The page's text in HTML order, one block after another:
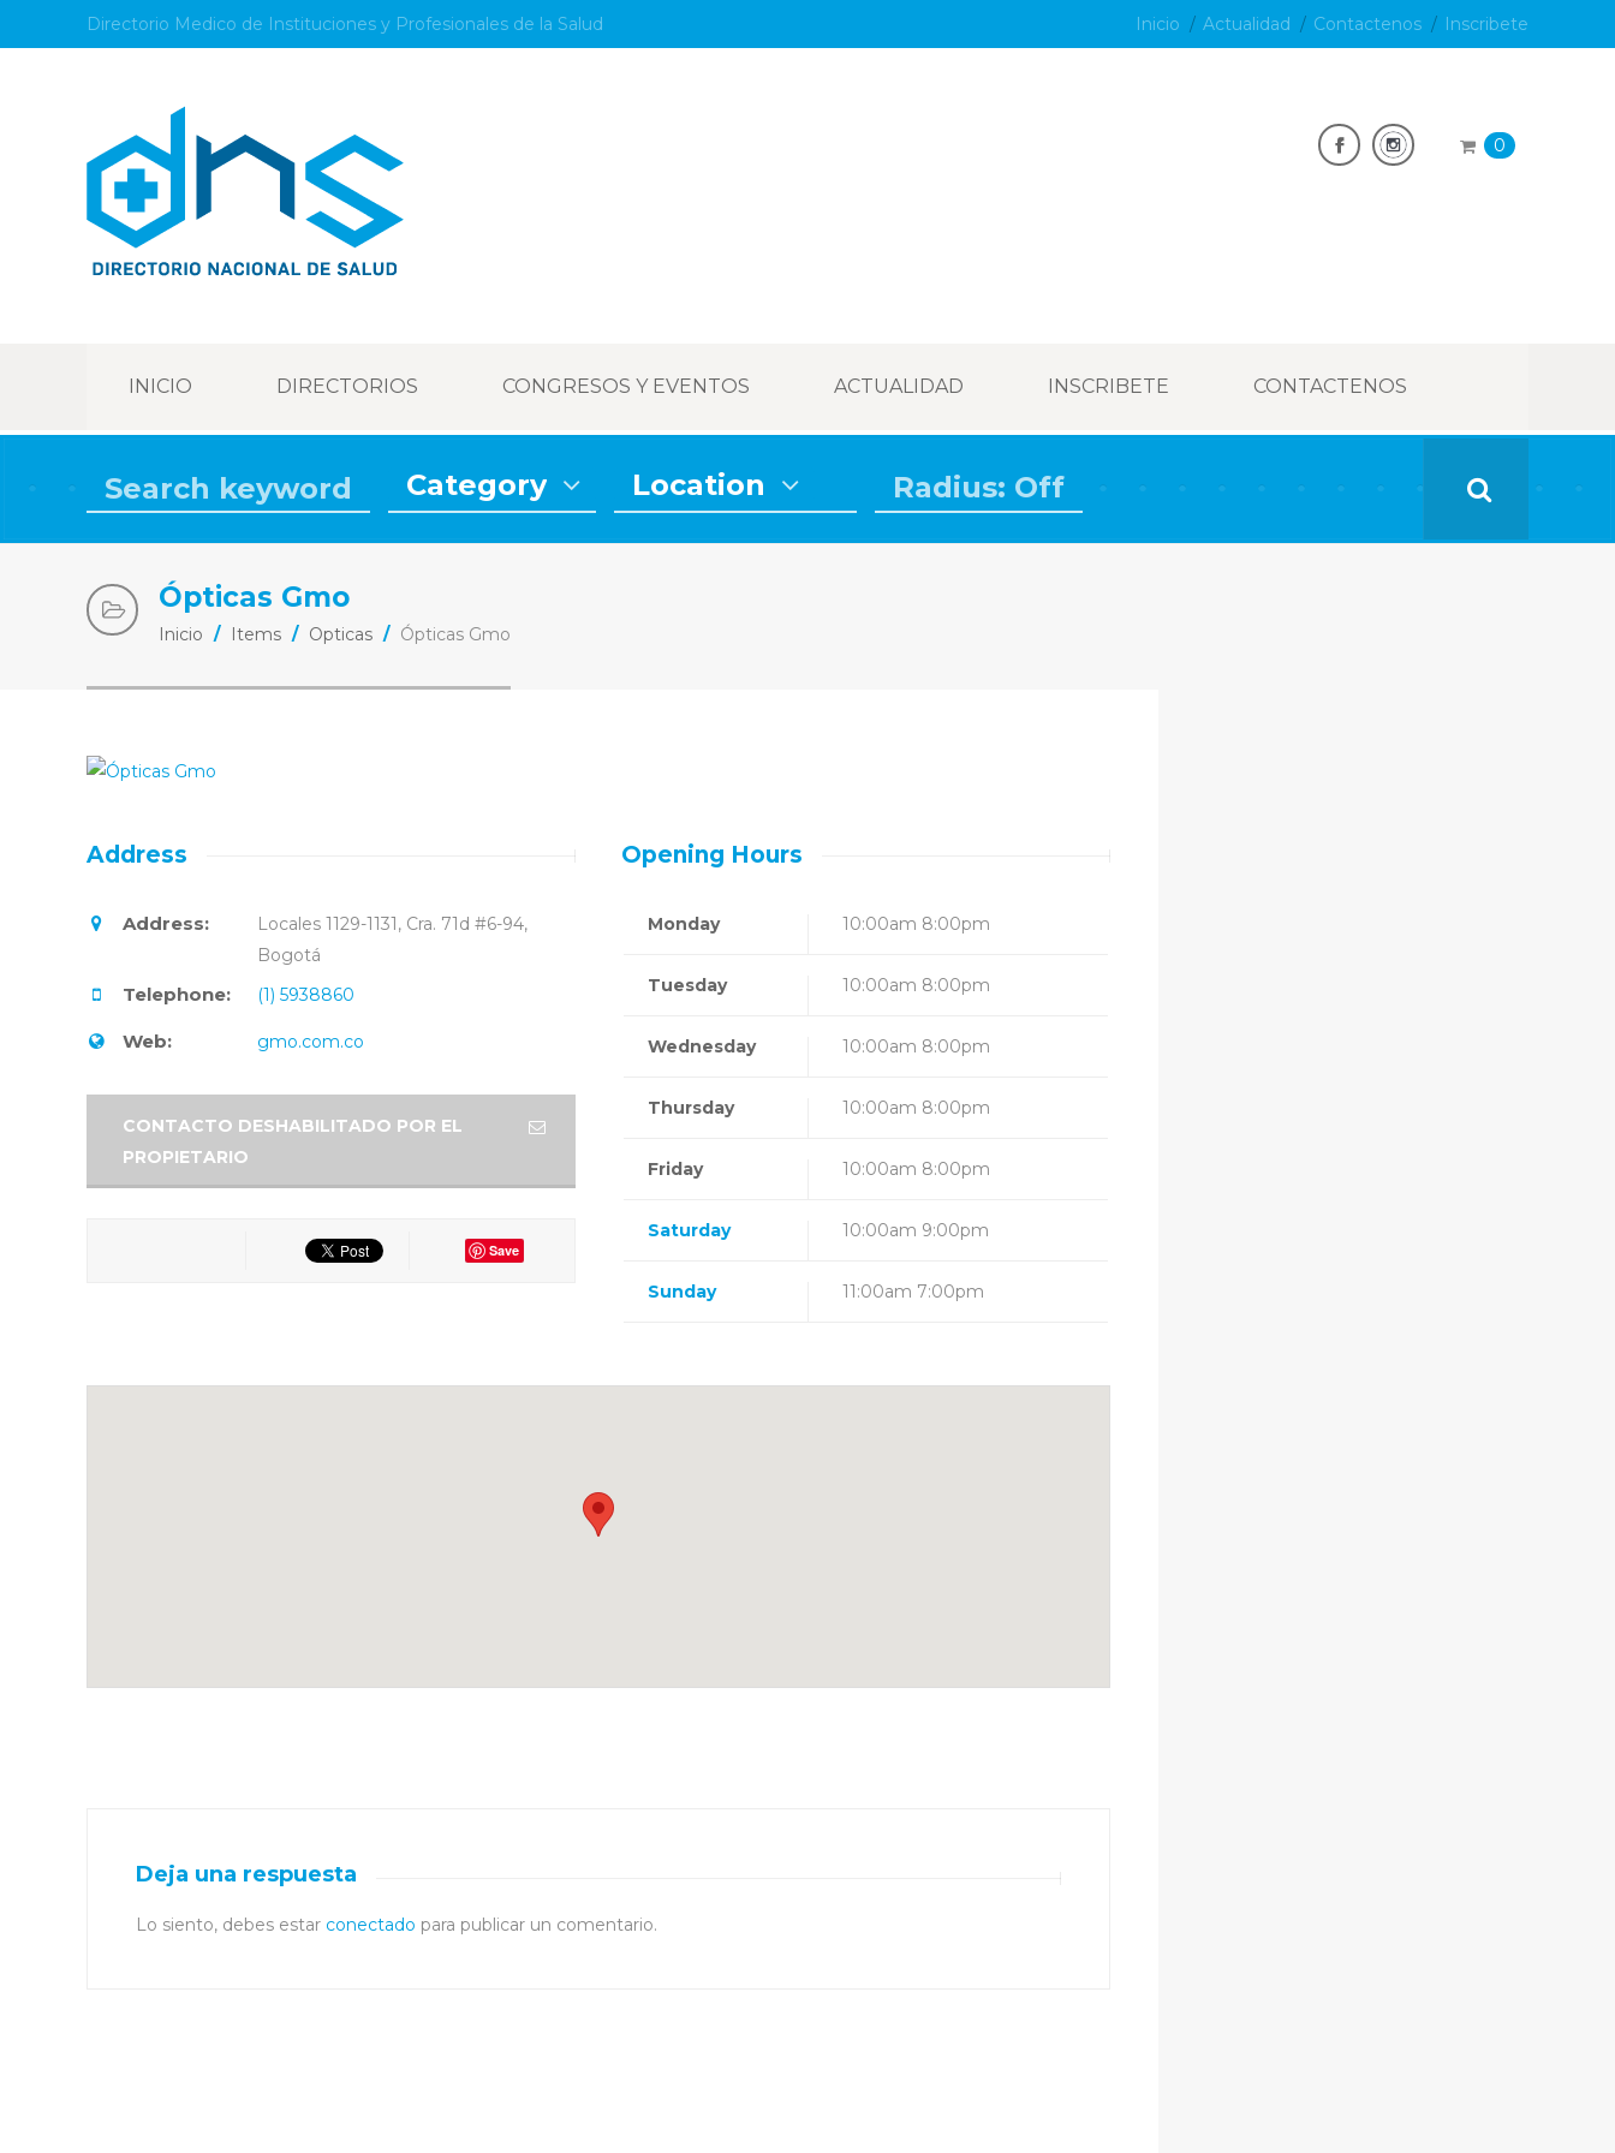
Directorio Medico de Instituciones y Profesionales de la Salud Inicio Actualidad Contactenos Inscribete
0
INICIO DIRECTORIOS CONGRESOS Y EVENTOS ACTUALIDAD INSCRIBETE CONTACTENOS
Category Location Radius: Off
Ópticas Gmo
Inicio / Items / Opticas / Ópticas Gmo
Address
Address:
Locales 1129-1131, Cra. 71d #6-94,
Bogotá
Telephone: (1) 5938860
Web: gmo.com.co
CONTACTO DESHABILITADO POR EL
PROPIETARIO
Save
Opening Hours
Monday 10:00am 8:00pm
Tuesday 10:00am 8:00pm
Wednesday 10:00am 8:00pm
Thursday 10:00am 8:00pm
Friday 10:00am 8:00pm
Saturday 10:00am 9:00pm
Sunday 11:00am 7:00pm
Deja una respuesta
Lo siento, debes estar conectado para publicar un comentario.